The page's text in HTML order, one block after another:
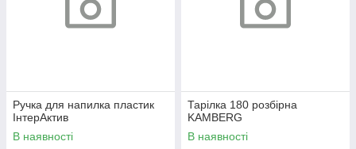
Ручка для напилка пластик
ІнтерАктив
В наявності
Тарілка 180 розбірна
KAMBERG
В наявності